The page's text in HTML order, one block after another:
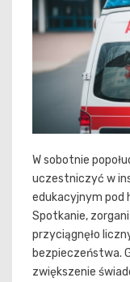
W sobotnie
uczestniczyć w
edukacyjnym pod
Spotkanie,
przyciągnęło
bezpieczeństwa.
zwiększenie